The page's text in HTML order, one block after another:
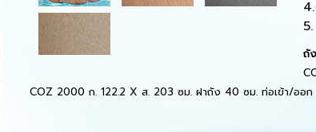
5.
ถั
COZ 2000 ก. 122.2 X ส. 203 ซม. ฝาถัง 40 ซม. ท่อเข้า/ออก